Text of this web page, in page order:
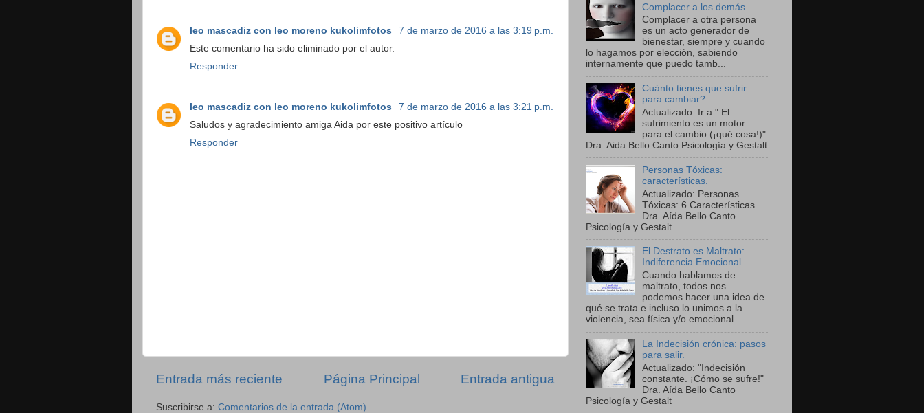
leo mascadiz con leo moreno kukolimfotos
7 de marzo de 2016 a las 3:19 p.m.
Este comentario ha sido eliminado por el autor.
Responder
leo mascadiz con leo moreno kukolimfotos
7 de marzo de 2016 a las 3:21 p.m.
Saludos y agradecimiento amiga Aida por este positivo artículo
Responder
Entrada más reciente Entrada antigua
Página Principal
Suscribirse a: Comentarios de la entrada (Atom)
Complacer a los demás
Complacer a otra persona
es un acto generador de
bienestar, siempre y cuando
lo hagamos por elección, sabiendo
internamente que puedo tamb...
Cuánto tienes que sufrir
para cambiar?
Actualizado. Ir a " El
sufrimiento es un motor
para el cambio (¡qué cosa!)"
Dra. Aida Bello Canto Psicología y Gestalt
Personas Tóxicas:
características.
Actualizado: Personas
Tóxicas: 6 Características
Dra. Aída Bello Canto
Psicología y Gestalt
El Destrato es Maltrato:
Indiferencia Emocional
Cuando hablamos de
maltrato, todos nos
podemos hacer una idea de
qué se trata e incluso lo unimos a la
violencia, sea física y/o emocional...
La Indecisión crónica: pasos
para salir.
Actualizado: "Indecisión
constante. ¡Cómo se sufre!"
Dra. Aída Bello Canto
Psicología y Gestalt